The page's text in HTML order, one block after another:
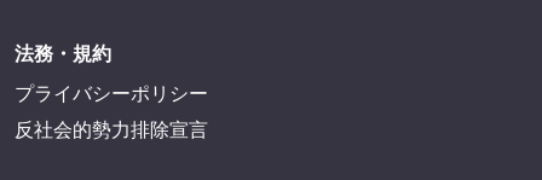
法務・規約
プライバシーポリシー
反社会的勢力排除宣言